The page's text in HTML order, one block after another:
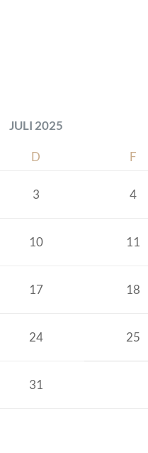
JULI 2025
D F
3 4
10 11
17 18
24 25
31